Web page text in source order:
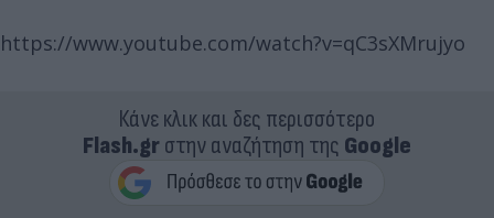
https://www.youtube.com/watch?v=qC3sXMrujyo
Κάνε κλικ και δες περισσότερο
Flash.grστην αναζήτηση της Google